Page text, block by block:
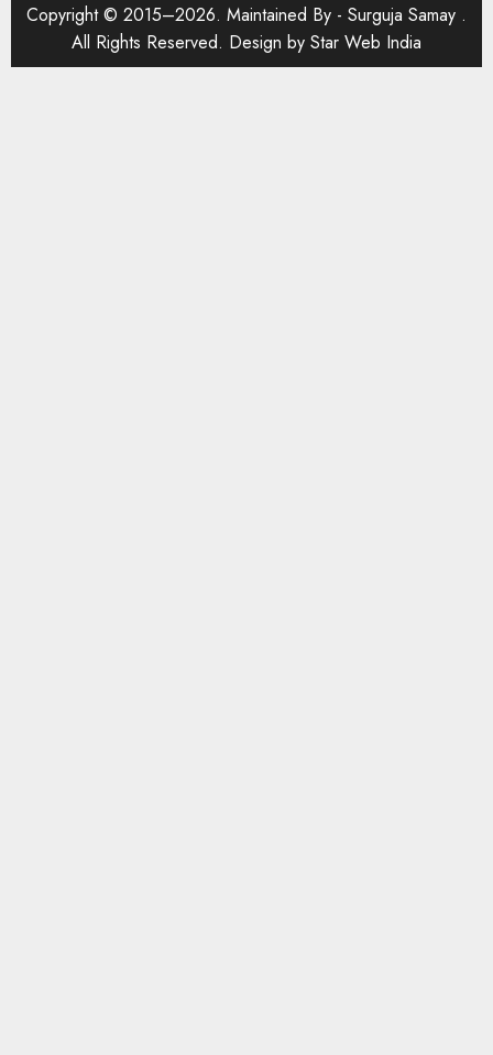
Copyright © 2015–2026. Maintained By - Surguja Samay .
All Rights Reserved. Design by Star Web India